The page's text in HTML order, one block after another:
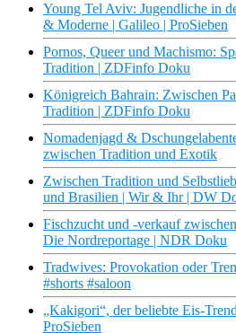
Young Tel Aviv: Jugendliche in
& Moderne | Galileo | ProSieben
Pornos, Queer und Machismo:
Tradition | ZDFinfo Doku
Königreich Bahrain: Zwischen
Tradition | ZDFinfo Doku
Nomadenjagd &
zwischen Tradition und Exotik
Zwischen Tradition und
und Brasilien | Wir & Ihr | DW
Fischzucht und -verkauf
Die Nordreportage | NDR Doku
Tradwives: Provokation oder
#shorts #saloon
„Kakigori“, der beliebte Eis-
ProSieben